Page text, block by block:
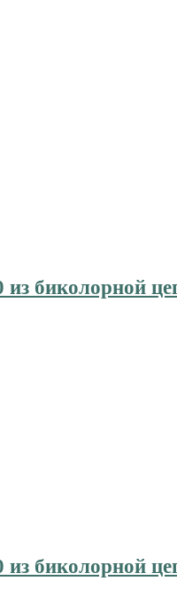
биколорной
биколорной